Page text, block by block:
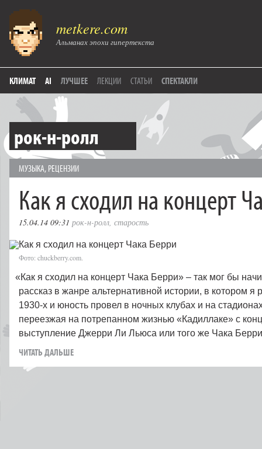
metkere.com
Альманах эпохи гипертекста
КЛИМАТ AI ЛУЧШЕЕ ЛЕКЦИИ СТАТЬИ СПЕКТАКЛИ
рок-н-ролл
МУЗЫКА, РЕЦЕНЗИИ
Как я сходил на концерт
15.04.14 09:31 рок-н-ролл, старость
Фото: chuckberry.com.
«Как я сходил на концерт Чака Берри» – так мог бы
рассказ в жанре альтернативной истории, в котором я
1930‑х и юность провел в ночных клубах и на
переезжая на потрепанном жизнью «Кадиллаке» с
выступление Джерри Ли Льюса или того же Чака
ЧИТАТЬ ДАЛЬШЕ